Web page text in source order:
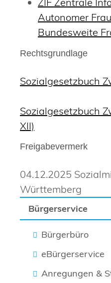
Bürgerservice
Bürgerbüro
eBürgerservice
Anregungen &
Autonomer
Bundesweite
Rechtsgrundlage
Sozialgesetzbuch
Sozialgesetzbuch
XII)
Freigabevermerk
04.12.2025
Württemberg